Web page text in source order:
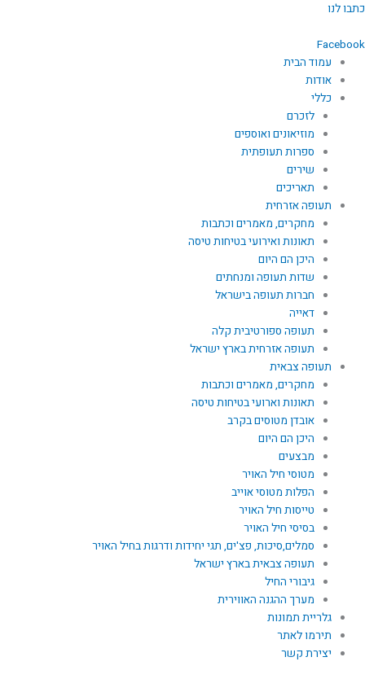
דילוג
כתבו לנו
Facebook
עמוד הבית
אודות
כללי
לזכרם
מוזיאונים ואוספים
ספרות תעופתית
שירים
תאריכים
תעופה אזרחית
מחקרים, מאמרים וכתבות
תאונות ואירועי בטיחות טיסה
היכן הם היום
שדות תעופה ומנחתים
חברות תעופה בישראל
דאייה
תעופה ספורטיבית קלה
תעופה אזרחית בארץ ישראל
תעופה צבאית
מחקרים, מאמרים וכתבות
תאונות וארועי בטיחות טיסה
אובדן מטוסים בקרב
היכן הם היום
מבצעים
מטוסי חיל האויר
הפלות מטוסי אוייב
טייסות חיל האויר
בסיסי חיל האויר
סמלים,סיכות, פצ'ים, תגי יחידות ודרגות בחיל האויר
תעופה צבאית בארץ ישראל
גיבורי החיל
מערך ההגנה האווירית
גלריית תמונות
תירמו לאתר
יצירת קשר